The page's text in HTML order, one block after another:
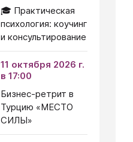
🎓 Практическая
психология: коучинг
и консультирование
11 октября 2026 г.
в 17:00
Бизнес-ретрит в
Турцию «МЕСТО
СИЛЫ»